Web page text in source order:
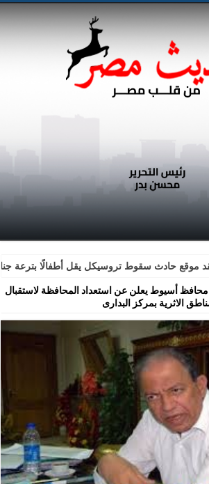
موقع حادث سقوط تروسيكل يقل أطفالًا بترعة
محافظ أسيوط يعلن عن استعداد المحافظة لاستقبال
الاثرية بمركز البدارى